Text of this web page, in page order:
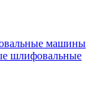
машины
шлифовальные